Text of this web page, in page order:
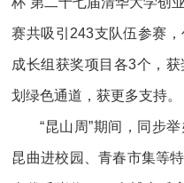
赛共吸引243支队伍参赛
成长组获奖项目各3个，
划绿色通道，获更多支持。
“昆山周”期间，同步
昆曲进校园、青春市集等